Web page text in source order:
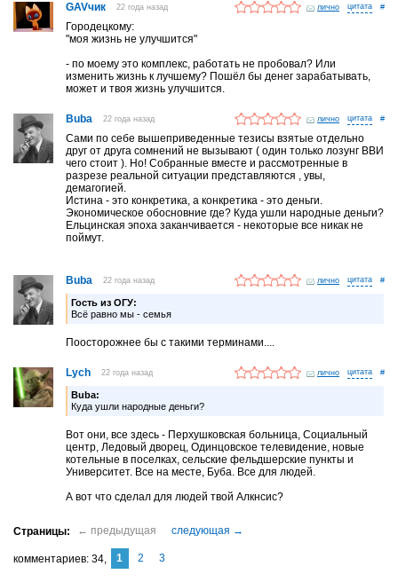
GAVчик 22 года назад лично #
Городецкому:
"моя жизнь не улучшится"
- по моему это комплекс, работать не пробовал? Или
изменить жизнь к лучшему? Пошёл бы денег зарабатывать,
может и твоя жизнь улучшится.
Buba 22 года назад лично #
Сами по себе вышеприведенные тезисы взятые отдельно
друг от друга сомнений не вызывают ( один только лозунг ВВИ
чего стоит ). Но! Собранные вместе и рассмотренные в
разрезе реальной ситуации представляются , увы,
демагогией.
Истина - это конкретика, а конкретика - это деньги.
Экономическое обосновние где? Куда ушли народные деньги?
Ельцинская эпоха заканчивается - некоторые все никак не
поймут.
Buba 22 года назад лично #
Гость из ОГУ:
Всё равно мы - семья
Поосторожнее бы с такими терминами....
Lych 22 года назад лично #
Buba:
Куда ушли народные деньги?
Вот они, все здесь - Перхушковская больница, Социальный
центр, Ледовый дворец, Одинцовское телевидение, новые
котельные в поселках, сельские фельдшерские пункты и
Университет. Все на месте, Буба. Все для людей.
А вот что сделал для людей твой Алкнсис?
комментариев 34 1 2 3